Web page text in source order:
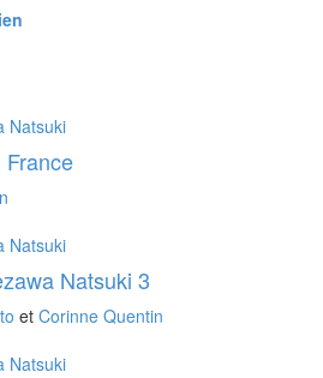
Natsuki
Natsuki
Natsuki 3
et Corinne Quentin
Natsuki